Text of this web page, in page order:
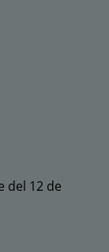
del 12 de